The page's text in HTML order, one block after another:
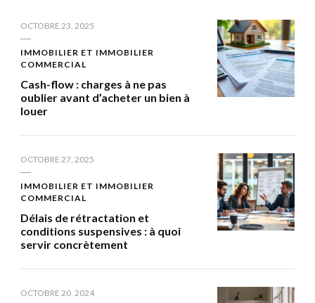
OCTOBRE 23, 2025
IMMOBILIER ET IMMOBILIER
COMMERCIAL
Cash-flow : charges à ne pas
oublier avant d’acheter un bien à
louer
OCTOBRE 27, 2025
IMMOBILIER ET IMMOBILIER
COMMERCIAL
Délais de rétractation et
conditions suspensives : à quoi
servir concrètement
OCTOBRE 20, 2024